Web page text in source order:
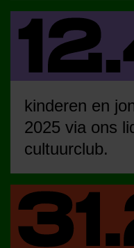
kinderen en
2025 via ons
cultuurclub.